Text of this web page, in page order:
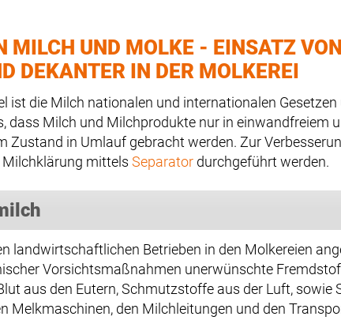
MILCH UND MOLKE - EINSATZ VON
DEKANTER IN DER MOLKEREI
ist die Milch nationalen und internationalen
dass Milch und Milchprodukte nur in einwandfreiem
Zustand in Umlauf gebracht werden. Zur
mittels Separator durchgeführt werden.
landwirtschaftlichen Betrieben in den Molkereien
Vorsichtsmaßnahmen unerwünschte
aus den Eutern, Schmutzstoffe aus der Luft, sowie
Melkmaschinen, den Milchleitungen und den